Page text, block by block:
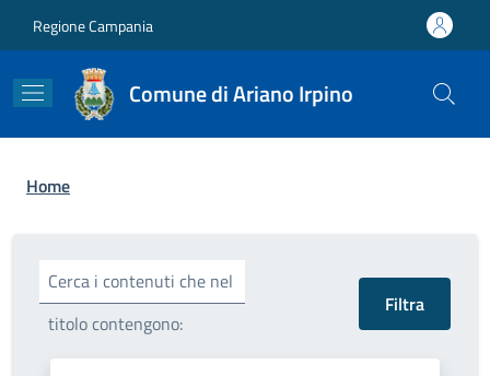
Regione Campania
Comune di Ariano Irpino
Briciole di pane
Home
Cerca i contenuti che nel
titolo contengono: